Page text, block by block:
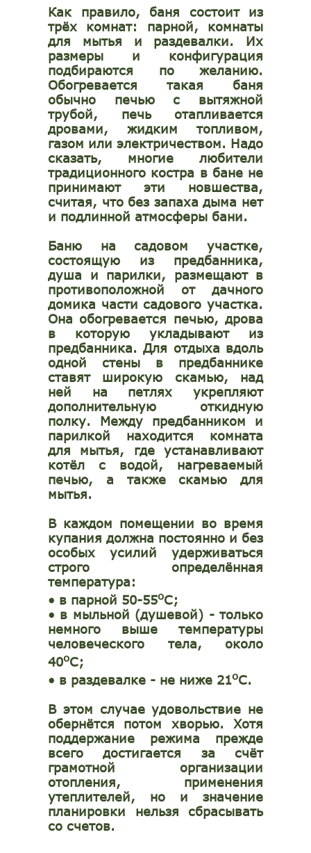
Как правило, баня состоит из
трёх комнат: парной, комнаты
для мытья и раздевалки. Их
размеры и конфигурация
подбираются по желанию.
Обогревается такая баня
обычно печью с вытяжной
трубой, печь отапливается
дровами, жидким топливом,
газом или электричеством. Надо
сказать, многие любители
традиционного костра в бане не
принимают эти новшества,
считая, что без запаха дыма нет
и подлинной атмосферы бани.
Баню на садовом участке,
состоящую из предбанника,
душа и парилки, размещают в
противоположной от дачного
домика части садового участка.
Она обогревается печью, дрова
в которую укладывают из
предбанника. Для отдыха вдоль
одной стены в предбаннике
ставят широкую скамью, над
ней на петлях укрепляют
дополнительную откидную
полку. Между предбанником и
парилкой находится комната
для мытья, где устанавливают
котёл с водой, нагреваемый
печью, а также скамью для
мытья.
В каждом помещении во время
купания должна постоянно и без
особых усилий удерживаться
строго определённая
температура:
• в парной 50-55oС;
• в мыльной (душевой) - только
немного выше температуры
человеческого тела, около
40oС;
• в раздевалке - не ниже 21oС.
В этом случае удовольствие не
обернётся потом хворью. Хотя
поддержание режима прежде
всего достигается за счёт
грамотной организации
отопления, применения
утеплителей, но и значение
планировки нельзя сбрасывать
со счетов.